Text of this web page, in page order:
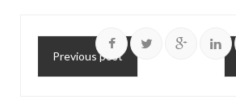
Previous post